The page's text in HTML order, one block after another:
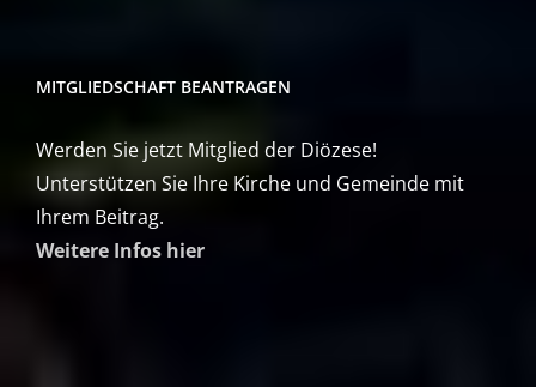
MITGLIEDSCHAFT BEANTRAGEN
Werden Sie jetzt Mitglied der Diözese!
Unterstützen Sie Ihre Kirche und Gemeinde mit
Ihrem Beitrag.
Weitere Infos hier